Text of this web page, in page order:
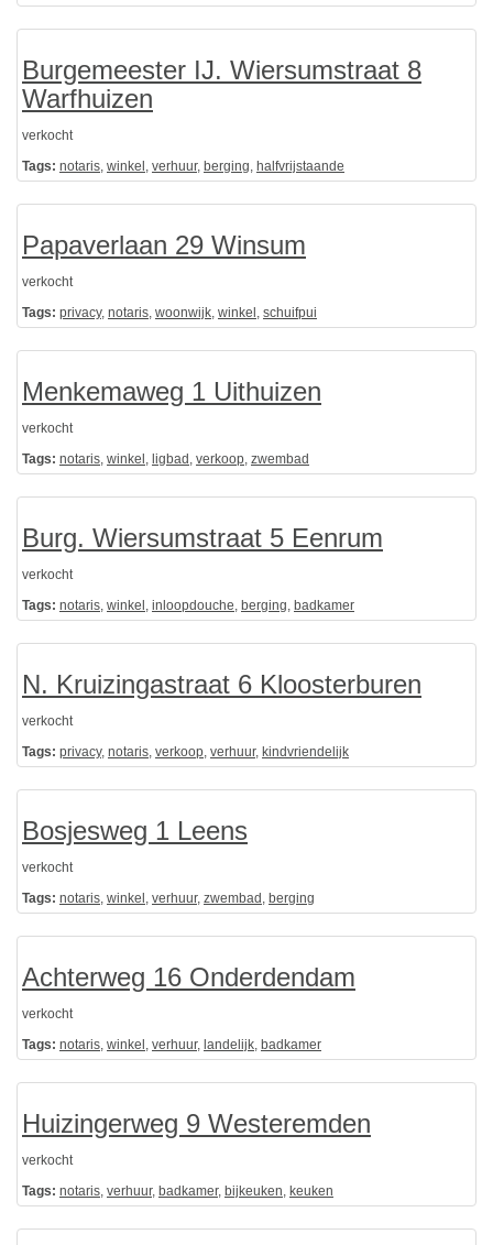
Burgemeester IJ. Wiersumstraat 8
Warfhuizen
verkocht
Tags: notaris, winkel , verhuur, berging, halfvrijstaande
Papaverlaan 29 Winsum
verkocht
Tags: privacy, notaris, woonwijk, winkel , schuifpui
Menkemaweg 1 Uithuizen
verkocht
Tags: notaris, winkel , ligbad , verkoop, zwembad
Burg. Wiersumstraat 5 Eenrum
verkocht
Tags: notaris, winkel , inloopdouche, berging, badkamer
N. Kruizingastraat 6 Kloosterburen
verkocht
Tags: privacy, notaris, verkoop, verhuur, kindvriendelijk
Bosjesweg 1 Leens
verkocht
Tags: notaris, winkel , verhuur, zwembad , berging
Achterweg 16 Onderdendam
verkocht
Tags: notaris, winkel , verhuur, landelijk, badkamer
Huizingerweg 9 Westeremden
verkocht
Tags: notaris, verhuur, badkamer, bijkeuken, keuken